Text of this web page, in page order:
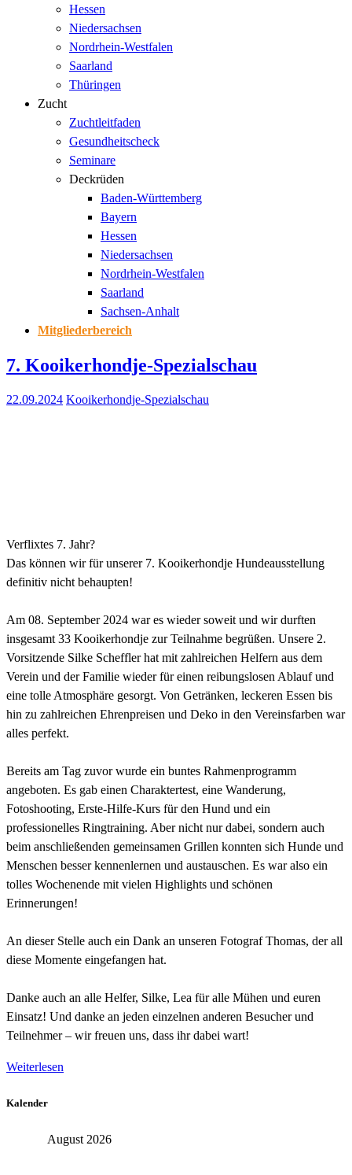
Hessen
Niedersachsen
Nordrhein-Westfalen
Saarland
Thüringen
Zucht
Zuchtleitfaden
Gesundheitscheck
Seminare
Deckrüden
Baden-Württemberg
Bayern
Hessen
Niedersachsen
Nordrhein-Westfalen
Saarland
Sachsen-Anhalt
Mitgliederbereich
7. Kooikerhondje-Spezialschau
22.09.2024 Kooikerhondje-Spezialschau
Verflixtes 7. Jahr?
Das können wir für unserer 7. Kooikerhondje Hundeausstellung
definitiv nicht behaupten!
Am 08. September 2024 war es wieder soweit und wir durften
insgesamt 33 Kooikerhondje zur Teilnahme begrüßen. Unsere 2.
Vorsitzende Silke Scheffler hat mit zahlreichen Helfern aus dem
Verein und der Familie wieder für einen reibungslosen Ablauf und
eine tolle Atmosphäre gesorgt. Von Getränken, leckeren Essen bis
hin zu zahlreichen Ehrenpreisen und Deko in den Vereinsfarben war
alles perfekt.
Bereits am Tag zuvor wurde ein buntes Rahmenprogramm
angeboten. Es gab einen Charaktertest, eine Wanderung,
Fotoshooting, Erste-Hilfe-Kurs für den Hund und ein
professionelles Ringtraining. Aber nicht nur dabei, sondern auch
beim anschließenden gemeinsamen Grillen konnten sich Hunde und
Menschen besser kennenlernen und austauschen. Es war also ein
tolles Wochenende mit vielen Highlights und schönen
Erinnerungen!
An dieser Stelle auch ein Dank an unseren Fotograf Thomas, der all
diese Momente eingefangen hat.
Danke auch an alle Helfer, Silke, Lea für alle Mühen und euren
Einsatz! Und danke an jeden einzelnen anderen Besucher und
Teilnehmer – wir freuen uns, dass ihr dabei wart!
Weiterlesen
Kalender
August 2026